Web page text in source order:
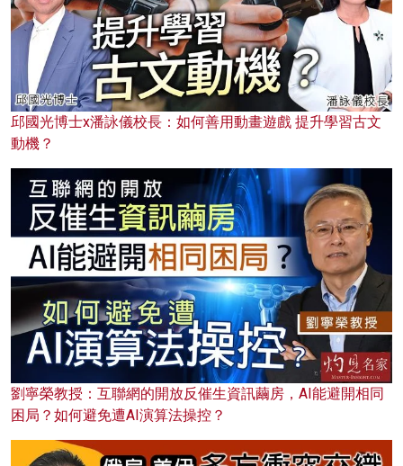
邱國光博士x潘詠儀校長：如何善用動畫遊戲 提升學習古文
動機？
劉寧榮教授：互聯網的開放反催生資訊繭房，AI能避開相同
困局？如何避免遭AI演算法操控？